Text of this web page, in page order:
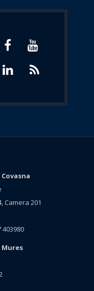
Camera 201
403980